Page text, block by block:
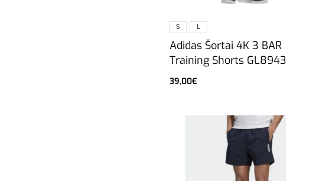
S L
Adidas Šortai 4K 3 BAR
Training Shorts GL8943
39,00€